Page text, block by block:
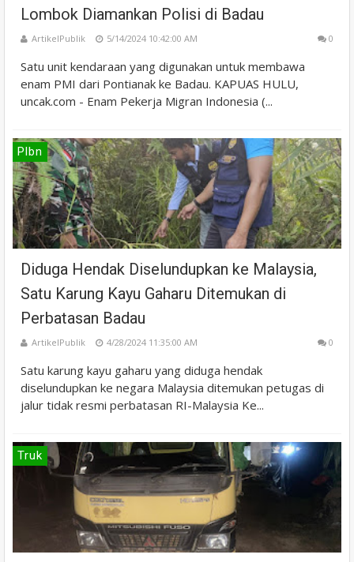
Lombok Diamankan Polisi di Badau
ArtikelPublik 5/14/2024 10:42:00 AM 0
Satu unit kendaraan yang digunakan untuk membawa
enam PMI dari Pontianak ke Badau. KAPUAS HULU,
uncak.com - Enam Pekerja Migran Indonesia (...
Plbn
Diduga Hendak Diselundupkan ke Malaysia,
Satu Karung Kayu Gaharu Ditemukan di
Perbatasan Badau
ArtikelPublik 4/28/2024 11:35:00 AM 0
Satu karung kayu gaharu yang diduga hendak
diselundupkan ke negara Malaysia ditemukan petugas di
jalur tidak resmi perbatasan RI-Malaysia Ke...
Truk